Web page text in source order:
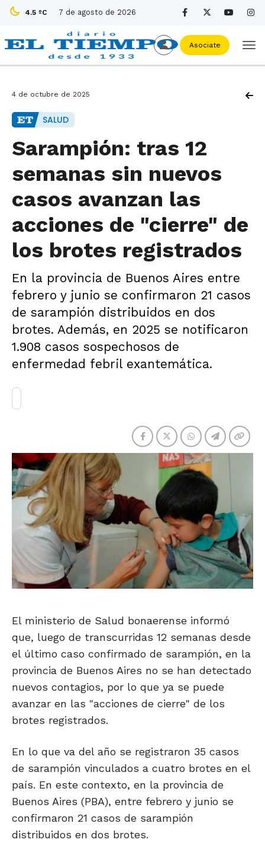
4.5 ºC 7 de agosto de 2026
Asociate
4 de octubre de 2025
SALUD
Sarampión: tras 12
semanas sin nuevos
casos avanzan las
acciones de "cierre" de
los brotes registrados
En la provincia de Buenos Aires entre
febrero y junio se confirmaron 21 casos
de sarampión distribuidos en dos
brotes. Además, en 2025 se notificaron
1.908 casos sospechosos de
enfermedad febril exantemática.
El ministerio de Salud bonaerense informó
que, luego de transcurridas 12 semanas desde
el último caso confirmado de sarampión, en la
provincia de Buenos Aires no se han detectado
nuevos contagios, por lo que ya se puede
avanzar en las "acciones de cierre" de los
brotes registrados.
En lo que va del año se registraron 35 casos
de sarampión vinculados a cuatro brotes en el
país. En este contexto, en la provincia de
Buenos Aires (PBA), entre febrero y junio se
confirmaron 21 casos de sarampión
distribuidos en dos brotes.